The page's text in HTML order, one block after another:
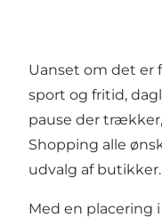
Uanset om det er
sport og fritid,
pause der
Shopping alle
udvalg af butikker.
Med en placering